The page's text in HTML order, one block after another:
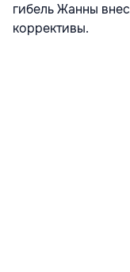
гибель Жанны
коррективы.